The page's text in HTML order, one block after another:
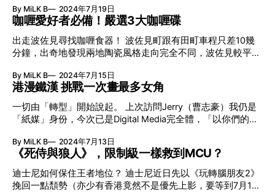
就是想將多元文化帶入波佐見鎮，創建鎮上不存在的文化。
易打爛？為孩童設計餐具 陶瓷餐具予人容易打爛的觀感，但
Maruhiro偏偏設計
手來說，場地會降低他們發球威力與速度優勢，要發出直接得
分的球相對較難，迫使他們要持續跟對手來回抽擊，才能藉機
迅速且範圍廣、耐心對峙、低失誤的穩定表現，是紅土作戰的
關鍵。此外如遇上大風日子，場內的紅土更會隨風飛揚，令現
能才是法網最「可愛」的地方。 網球落點：清晰球印 法國網
球公開賽由1891年開始舉行時，最初只是法國國內的錦標賽，
女子賽事則首見於1897年。1912年法網決定不用一般場地
（當時網球場以草地為主），改以「紅土」作為比
曾引入David Beckham、Zlatan Ibrahimović、Gianluigi
Buffon、Edinson Cavani等名將，PSG共奪得12次法甲冠軍、
15次法國盃冠軍、9次法國聯賽盃冠軍、12次超級盃冠軍，在
2015年及2016年更成為本土三冠王。可惜在2019-20年賽
季，以歷史最佳紀錄殺入歐聯決賽的巴黎聖日耳門球隊，卻以
一球輸給德甲班霸拜仁慕尼黑，無緣隊史第一座歐聯冠軍獎
盃，同時亦粉碎其四冠王美夢。往後一年，巴黎聖日耳門球隊
Messi）、意大利一號門神Gianluigi Donnarumma、曾效力皇
馬的Sergio Ramos及曾效力利物浦的Georginio Wijnaldum等
Neymar、Ángel Di María及Marco Ver
By MiLK B 2024年7月19日
咖喱愛好者必備！嚴選3大咖喱碟
出走波佐見尋找咖喱食器！ 波佐見町跟有田町車程只差10幾
分鐘，出奇地發現兩地陶瓷風格走向完全不同，波佐見較平實
了一個非常有趣嘅咖喱食器專案，找了不同介別的單位並以他
們的飲食習慣制作出最理想的咖喱碟，作為一位咖喱愛好者今
次可以好好參考一下。 Plate 1 橢圓形咖喱碟比較好？ 阿部薫
太郎是一位陶藝家，這款介乎於碟與碗之間的盛載物靈感來自
於屋台。坊間為了避免浪費空間大多數都選長方形的盤子，可
是這款碗型似的盤子確實可以把咖哩飯放得好看一點。 他曾
這樣說：「許多咖哩盤都是橢圓形的，橢圓形讓人想起咖
一頂就容易多了。 Plate 2 邊吃咖喱飯邊欣賞「日落」 起初看
到這款一半平身另一半往下斜的深灰啞身釉設計，以為那是煙
By MiLK B 2024年7月15日
港漫鐵漢 挑戰一次畫最多女角
一切由「轉型」開始說起。 上次訪問Jerry（曹志豪）我仍是
「紙媒」身份，今次已是Digital Media完全體，「以你們的經
已。」Jerry對媒體人不斷面對的所謂「轉型」如是說。 上次
訪問Jacky，是她送給自己30歲的禮物、推出首部小說《夢的
轉場機器》。那時，對Jacky來說也許是個混沌期，「當演
員，很被動，做創作可以自主，可以天馬行空。」Jerry亦同
樣面對過轉型，例如面對差不多已成「白咭」的傳統港漫風
By MiLK B 2024年7月13日
《死侍與狼人》，限制級一樣救到MCU？
迪士尼如何保住王者地位？ 迪士尼近日先以《玩轉腦朋友2》
挽回一點頹勢（亦少有香港竟然不是優先上影，要等到7月11